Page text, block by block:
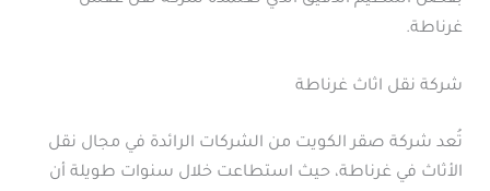
غرناطة.
شركة نقل اثاث غرناطة
تُعد شركة صقر الكويت من الشركات الرائدة في مجال نقل
الأثاث في غرناطة، حيث استطاعت خلال سنوات طويلة أن